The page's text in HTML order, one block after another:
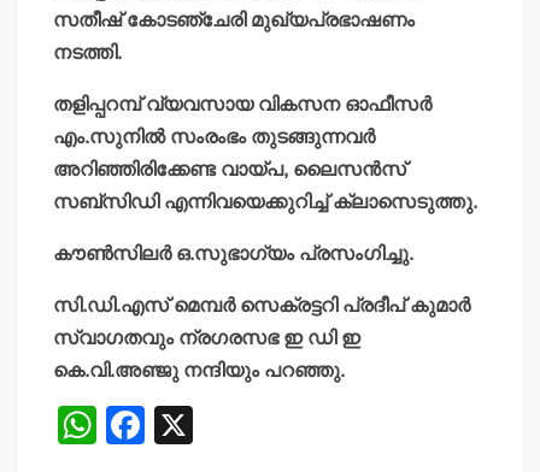
സതീഷ് കോടഞ്ചേരി മുഖ്യപ്രഭാഷണം
നടത്തി.
തളിപ്പറമ്പ് വ്യവസായ വികസന ഓഫീസര്‍
എം.സുനില്‍ സംരംഭം തുടങ്ങുന്നവര്‍
അറിഞ്ഞിരിക്കേണ്ട വായ്പ, ലൈസന്‍സ്
സബ്‌സിഡി എന്നിവയെക്കുറിച്ച് ക്ലാസെടുത്തു.
കൗണ്‍സിലര്‍ ഒ.സുഭാഗ്യം പ്രസംഗിച്ചു.
സി.ഡി.എസ് മെമ്പര്‍ സെക്രട്ടറി പ്രദീപ് കുമാര്‍
സ്വാഗതവും ന്രഗരസഭ ഇ ഡി ഇ
കെ.വി.അഞ്ജു നന്ദിയും പറഞ്ഞു.
W
F